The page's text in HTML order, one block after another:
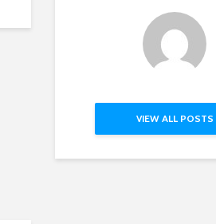
VIEW ALL POSTS